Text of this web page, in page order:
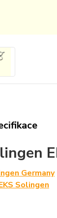
Germany
Solingen